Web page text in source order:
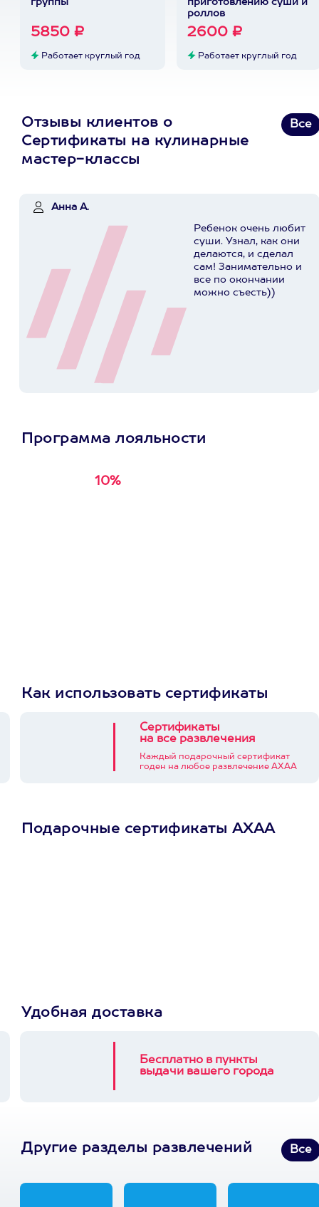
группы
5850 ₽
Работает круглый год
приготовлению суши и
роллов
2600 ₽
Работает круглый год
Отзывы клиентов о
Сертификаты на кулинарные
мастер-классы
Все
Анна А.
Ребенок очень любит
суши. Узнал, как они
делаются, и сделал
сам! Занимательно и
все по окончании
можно съесть))
Программа лояльности
10%
Как использовать сертификаты
Сертификаты
на все развлечения
Каждый подарочный сертификат
годен на любое развлечение АХАА
Подарочные сертификаты АХАА
Удобная доставка
Бесплатно в пункты
выдачи вашего города
Другие разделы развлечений Все